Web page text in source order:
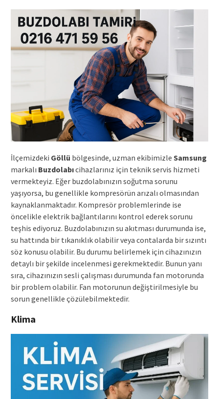
İlçemizdeki Göllü bölgesinde, uzman ekibimizle Samsung
markalı Buzdolabıcihazlarınız için teknik servis hizmeti
vermekteyiz. Eğer buzdolabınızın soğutma sorunu
yaşıyorsa, bu genellikle kompresörün arızalı olmasından
kaynaklanmaktadır. Kompresör problemlerinde ise
öncelikle elektrik bağlantılarını kontrol ederek sorunu
teşhis ediyoruz. Buzdolabınızın su akıtması durumunda ise,
su hattında bir tıkanıklık olabilir veya contalarda bir sızıntı
söz konusu olabilir. Bu durumu belirlemek için cihazınızın
detaylı bir şekilde incelenmesi gerekmektedir. Bunun yanı
sıra, cihazınızın sesli çalışması durumunda fan motorunda
bir problem olabilir. Fan motorunun değiştirilmesiyle bu
sorun genellikle çözülebilmektedir.
Klima